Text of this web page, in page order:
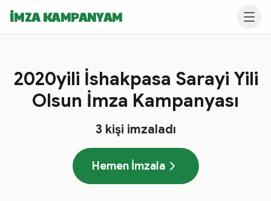
İMZA KAMPANYAM
2020yili İshakpasa Sarayi Yili
Olsun İmza Kampanyası
3 kişi imzaladı
Hemen İmzala